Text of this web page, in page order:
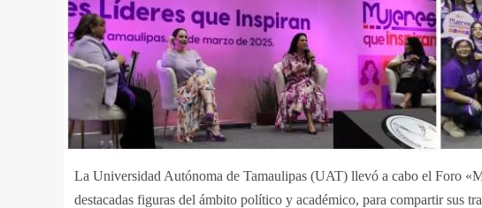
La Universidad Autónoma de Tamaulipas (UAT) llevó a cabo el Foro
destacadas figuras del ámbito político y académico, para compartir sus